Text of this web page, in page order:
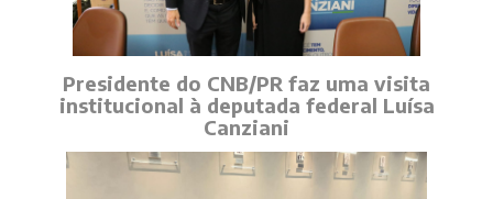
Presidente do CNB/PR faz uma visita
institucional à deputada federal Luísa
Canziani